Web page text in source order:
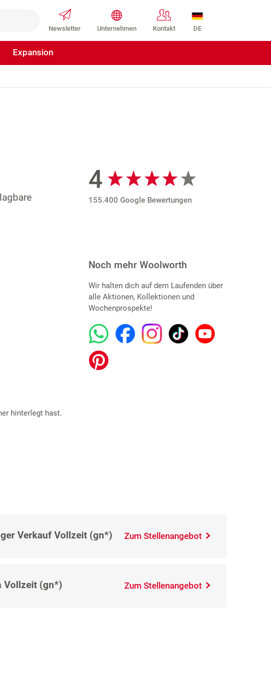
DE
Newsletter Unternehmen Kontakt
Expansion
Google Bewertungen
4
155.400 Google Bewertungen
hinterlegt hast.
Noch mehr Woolworth
Wir halten dich auf dem Laufenden über
alle Aktionen, Kollektionen und
Wochenprospekte!
Verkauf Vollzeit (gn*) Zum Stellenangebot
Vollzeit (gn*) Zum Stellenangebot